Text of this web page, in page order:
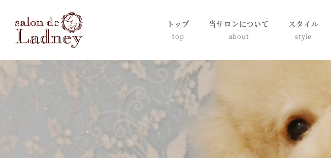
トップ
top
当サロンについて
about
スタイル
style